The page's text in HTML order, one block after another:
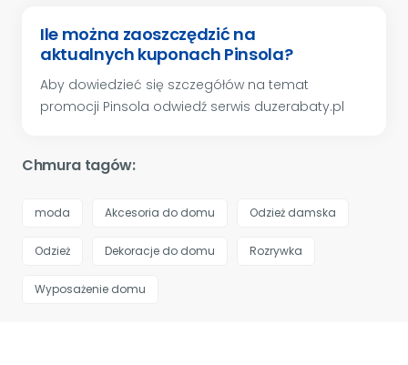
Ile można zaoszczędzić na
aktualnych kuponach Pinsola?
Aby dowiedzieć się szczegółów na temat
promocji Pinsola odwiedź serwis duzerabaty.pl
Chmura tagów:
moda Akcesoria do domu Odzież damska
Odzież Dekoracje do domu Rozrywka
Wyposażenie domu